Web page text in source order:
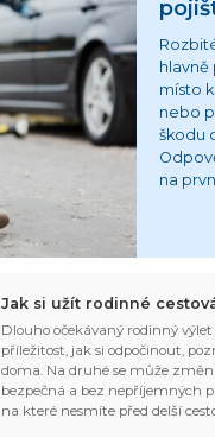
hlavně
místo
nebo
škodu
na
Jak si užít rodinné
Dlouho očekávaný rodinný
příležitost, jak si odpočinout,
doma. Na druhé se může
bezpečná a bez nepříjemných
na které nesmíte před delší